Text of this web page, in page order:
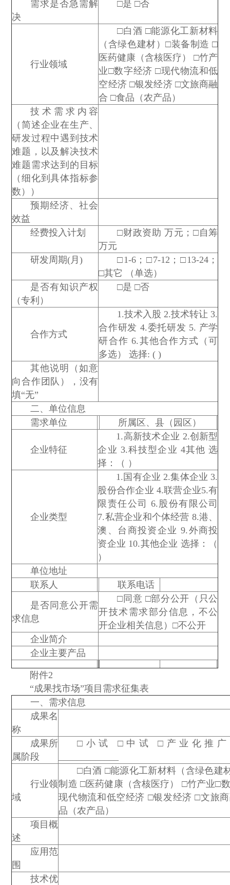
需求是否急需解
决
□是 □否
行业领域
□白酒 □能源化工新材料
（含绿色建材）□装备制造 □
医药健康（含核医疗） □竹产
业□数字经济 □现代物流和低
空经济 □银发经济 □文旅商融
合 □食品（农产品）
技术需求内容
（简述企业在生产、
研发过程中遇到技术
难题，以及解决技术
难题需求达到的目标
（细化到具体指标参
数））
预期经济、社会
效益
经费投入计划
□财政资助 万元；□自筹
万元
研发周期(月)
□1-6；□7-12；□13-24；
□其它 （单选）
是否有知识产权
（专利）
□是 □否
合作方式
1.技术入股 2.技术转让 3.
合作研发 4.委托研发 5. 产学
研合作 6.其他合作方式（可
多选） 选择: ( )
其他说明（如意
向合作团队），没有
填“无”
二、单位信息
需求单位
所属区、县（园区）
企业特征
1.高新技术企业 2.创新型
企业 3.科技型企业 4其他 选
择：（ ）
企业类型
1.国有企业 2.集体企业 3.
股份合作企业 4.联营企业5.有
限责任公司 6.股份有限公司
7.私营企业和个体经营 8.港、
澳、台商投资企业 9.外商投
资企业 10.其他企业 选择：（
）
单位地址
联系人
联系电话
是否同意公开需
求信息
□同意 □部分公开（只公
开技术需求部分信息，不公
开企业相关信息）□不公开
企业简介
企业主要产品
附件2
“成果找市场”项目需求征集表
一、需求信息
成果名
称
成果所
属阶段
□小试 □中试 □产业化推
行业领
域
□白酒 □能源化工新材料（含绿色建
制造 □医药健康（含核医疗） □竹产业□
现代物流和低空经济 □银发经济 □文旅
品（农产品）
项目概
述
应用范
围
技术优